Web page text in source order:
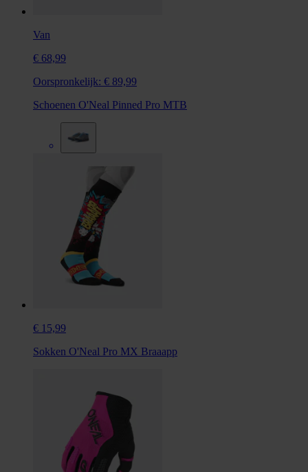
Van
€ 68,99
Oorspronkelijk: € 89,99
Schoenen O'Neal Pinned Pro MTB
€ 15,99
Sokken O'Neal Pro MX Braaapp